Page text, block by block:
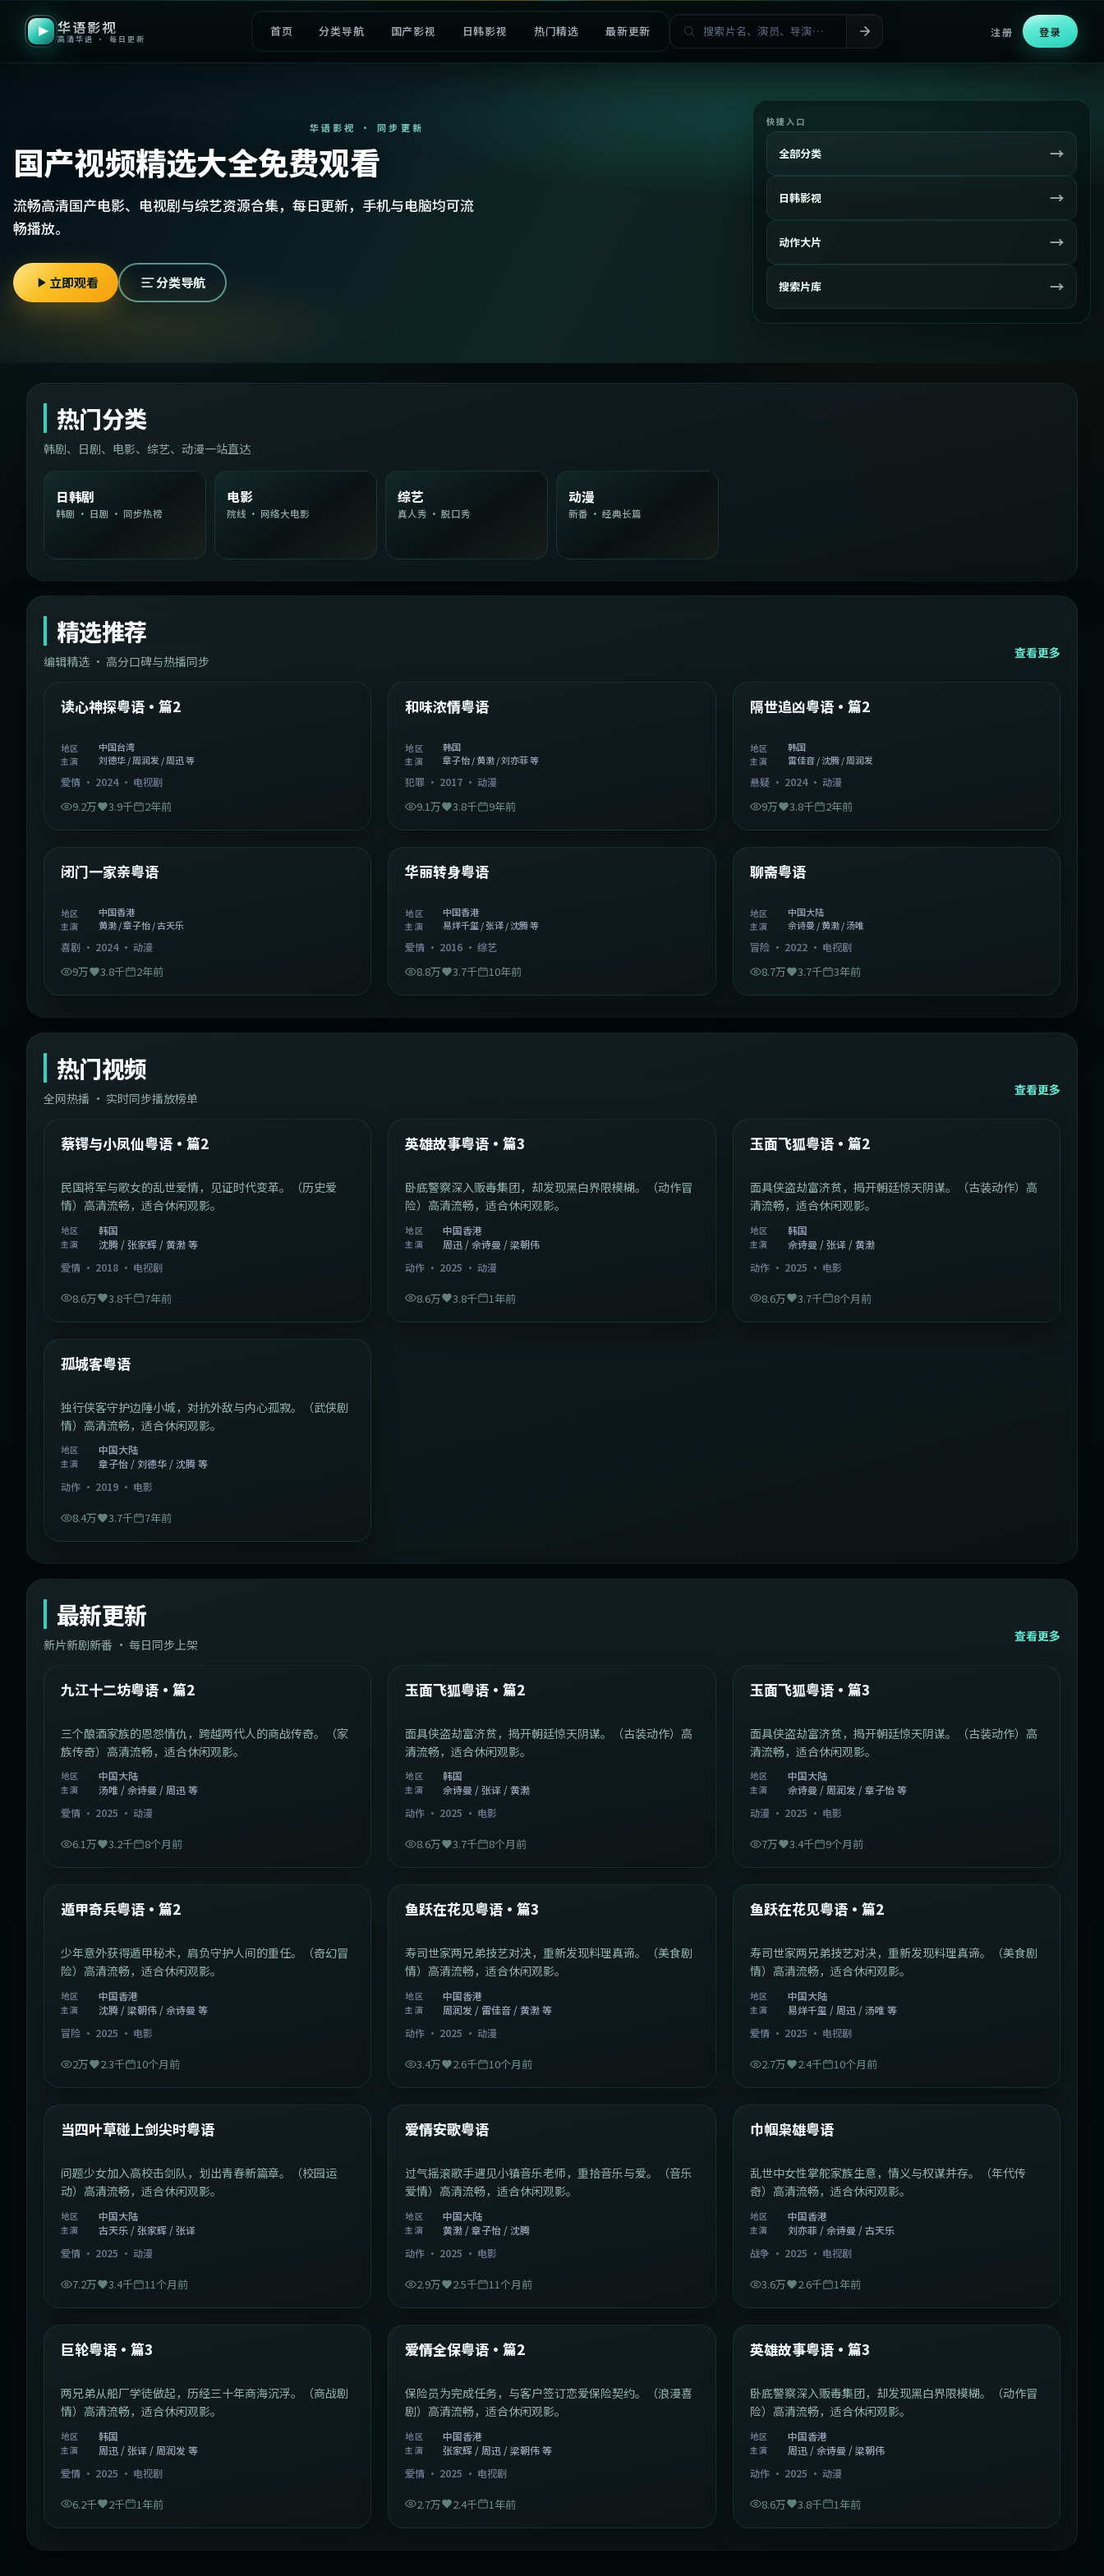
华语影视
高清华语 · 每日更新 首页 分类导航 国产影视 日韩影视 热门精选 最新更新 注册 登录
华语影视 · 同步更新
国产视频精选大全免费观看
流畅高清国产电影、电视剧与综艺资源合集，每日更新，手机与电脑均可流
畅播放。
立即观看 分类导航
快捷入口
全部分类 →
日韩影视 →
动作大片 →
搜索片库 →
热门分类
韩剧、日剧、电影、综艺、动漫一站直达
日韩剧
韩剧 · 日剧 · 同步热榜
电影
院线 · 网络大电影
综艺
真人秀 · 脱口秀
动漫
新番 · 经典长篇
精选推荐
编辑精选 · 高分口碑与热播同步
查看更多
精选
中国台湾
读心神探粤语·篇2
地区 中国台湾
主演 刘德华 / 周润发 / 周迅 等
爱情 · 2024· 电视剧
9.2万 3.9千 2年前
精选
和味浓情粤语
地区 韩国
主演 章子怡 / 黄渤 / 刘亦菲 等
犯罪 · 2017 ·动漫
9.1万 3.8千 9年前
精选
2:05:21
隔世追凶粤语·篇2
地区 韩国
主演 雷佳音 / 沈腾 / 周润发
悬疑· 2024· 动漫
9万 3.8千 2年前
精选
中国香港 1:06:37
闭门一家亲粤语
地区 中国香港
主演 黄渤 / 章子怡 / 古天乐
喜剧 · 2024· 动漫
9万 3.8千 2年前
精选
中国香港 1:27:50
华丽转身粤语
地区 中国香港
主演 易烊千玺 / 张译 / 沈腾 等
爱情 · 2016 ·综艺
8.8万 3.7千 10年前
精选
中国大陆 2:02:43
聊斋粤语
地区 中国大陆
主演 佘诗曼 / 黄渤 / 汤唯
冒险· 2022· 电视剧
8.7万 3.7千 3年前
热门视频
全网热播 · 实时同步播放榜单
查看更多
热门
韩国
蔡锷与小凤仙粤语·篇2
民国将军与歌女的乱世爱情，见证时代变革。（历史爱
情）高清流畅，适合休闲观影。
地区 韩国
主演
沈腾 / 张家辉 / 黄渤 等
爱情 · 2018 · 电视剧
8.6万 3.8千 7年前
热门
英雄故事粤语·篇3
卧底警察深入贩毒集团，却发现黑白界限模糊。（动作冒
险）高清流畅，适合休闲观影。
地区 中国香港
主演
周迅 / 佘诗曼 / 梁朝伟
动作 · 2025 ·动漫
8.6万 3.8千 1年前
热门
2:13:08
玉面飞狐粤语·篇2
面具侠盗劫富济贫，揭开朝廷惊天阴谋。（古装动作）高
清流畅，适合休闲观影。
地区 韩国
主演
佘诗曼 / 张译 / 黄渤
动作· 2025 · 电影
8.6万 3.7千 8个月前
热门
中国大陆
孤城客粤语
独行侠客守护边陲小城，对抗外敌与内心孤寂。（武侠剧
情）高清流畅，适合休闲观影。
地区 中国大陆
主演
章子怡 / 刘德华 / 沈腾 等
动作 · 2019 · 电影
8.4万 3.7千 7年前
最新更新
新片新剧新番 · 每日同步上架
查看更多
最新
中国大陆
九江十二坊粤语·篇2
三个酿酒家族的恩怨情仇，跨越两代人的商战传奇。（家
族传奇）高清流畅，适合休闲观影。
地区 中国大陆
主演
汤唯 / 佘诗曼 / 周迅 等
爱情 · 2025 · 动漫
6.1万 3.2千 8个月前
最新
玉面飞狐粤语·篇2
面具侠盗劫富济贫，揭开朝廷惊天阴谋。（古装动作）高
清流畅，适合休闲观影。
地区 韩国
主演
佘诗曼 / 张译 / 黄渤
动作 · 2025 · 电影
8.6万 3.7千 8个月前
最新
1:07:39
玉面飞狐粤语·篇3
面具侠盗劫富济贫，揭开朝廷惊天阴谋。（古装动作）高
清流畅，适合休闲观影。
地区 中国大陆
主演
佘诗曼 / 周润发 / 章子怡 等
动漫 · 2025 · 电影
7万 3.4千 9个月前
最新
中国香港 1:10:21
遁甲奇兵粤语·篇2
少年意外获得遁甲秘术，肩负守护人间的重任。（奇幻冒
险）高清流畅，适合休闲观影。
地区 中国香港
主演
沈腾 / 梁朝伟 / 佘诗曼 等
冒险 · 2025 · 电影
2万 2.3千 10个月前
最新
中国香港 1:02:40
鱼跃在花见粤语·篇3
寿司世家两兄弟技艺对决，重新发现料理真谛。（美食剧
情）高清流畅，适合休闲观影。
地区 中国香港
主演
周润发 / 雷佳音 / 黄渤 等
动作 · 2025 ·动漫
3.4万 2.6千 10个月前
最新
中国大陆 1:09:53
鱼跃在花见粤语·篇2
寿司世家两兄弟技艺对决，重新发现料理真谛。（美食剧
情）高清流畅，适合休闲观影。
地区 中国大陆
主演
易烊千玺 / 周迅 / 汤唯 等
爱情· 2025 · 电视剧
2.7万 2.4千 10个月前
最新
中国大陆 1:23:05
当四叶草碰上剑尖时粤语
问题少女加入高校击剑队，划出青春新篇章。（校园运
动）高清流畅，适合休闲观影。
地区 中国大陆
主演
古天乐 / 张家辉 / 张译
爱情 · 2025 · 动漫
7.2万 3.4千 11个月前
最新
中国大陆 1:46:58
爱情安歌粤语
过气摇滚歌手遇见小镇音乐老师，重拾音乐与爱。（音乐
爱情）高清流畅，适合休闲观影。
地区 中国大陆
主演
黄渤 / 章子怡 / 沈腾
动作 · 2025 · 电影
2.9万 2.5千 11个月前
最新
中国香港 1:29:59
巾帼枭雄粤语
乱世中女性掌舵家族生意，情义与权谋并存。（年代传
奇）高清流畅，适合休闲观影。
地区 中国香港
主演
刘亦菲 / 佘诗曼 / 古天乐
战争 · 2025 · 电视剧
3.6万 2.6千 1年前
最新
韩国
巨轮粤语·篇3
两兄弟从船厂学徒做起，历经三十年商海沉浮。（商战剧
情）高清流畅，适合休闲观影。
地区 韩国
主演
周迅 / 张译 / 周润发 等
爱情 · 2025 · 电视剧
6.2千 2千 1年前
最新
中国香港
爱情全保粤语·篇2
保险员为完成任务，与客户签订恋爱保险契约。（浪漫喜
剧）高清流畅，适合休闲观影。
地区 中国香港
主演
张家辉 / 周迅 / 梁朝伟 等
爱情 · 2025 · 电视剧
2.7万 2.4千 1年前
最新
中国香港
英雄故事粤语·篇3
卧底警察深入贩毒集团，却发现黑白界限模糊。（动作冒
险）高清流畅，适合休闲观影。
地区 中国香港
主演
周迅 / 佘诗曼 / 梁朝伟
动作· 2025 · 动漫
8.6万 3.8千 1年前